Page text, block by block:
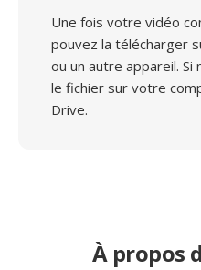
Une fois votre vidéo
pouvez la télécharger
ou un autre appareil.
le fichier sur votre
Drive.
À propos